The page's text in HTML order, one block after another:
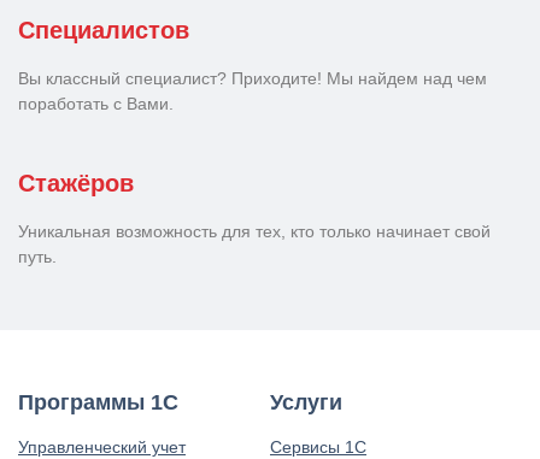
Специалистов
Вы классный специалист? Приходите! Мы найдем над чем
поработать с Вами.
Стажёров
Уникальная возможность для тех, кто только начинает свой
путь.
Программы 1С
Управленческий учет
Услуги
Сервисы 1С